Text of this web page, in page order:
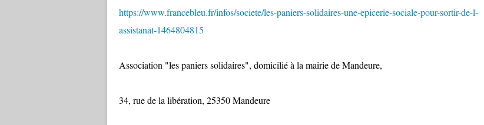
https://www.francebleu.fr/infos/societe/les-paniers-solidaires-une-epicerie-sociale-pour-sortir-de-l-
assistanat-1464804815
Association "les paniers solidaires", domicilié à la mairie de Mandeure,
34, rue de la libération, 25350 Mandeure